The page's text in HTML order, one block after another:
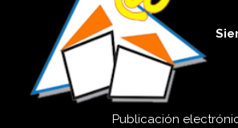
Publicación